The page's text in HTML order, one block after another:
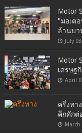
Motor
"มอเต
ล้านบา
July
Motor
เศรษฐ
April
ครึ่งทา
คึกคักต่
March